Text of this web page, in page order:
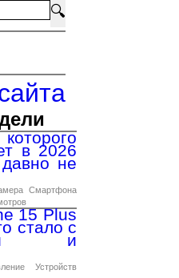
🔍
в 2026
не
Смартфона
15 Plus
стало с
и
Устройств